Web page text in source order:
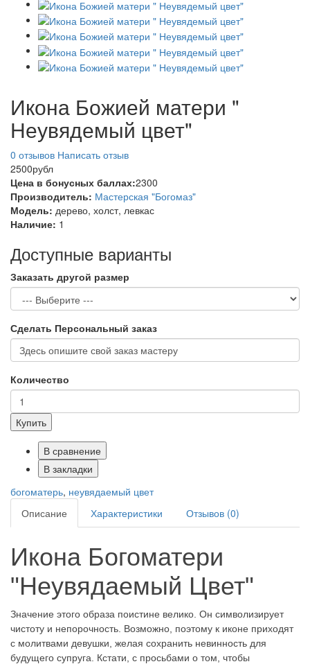
Икона Божией матери "
Неувядемый цвет"
0 отзывов Написать отзыв
2500рубл
Цена в бонусных баллах:2300
Производитель: Мастерская "Богомаз"
Модель: дерево, холст, левкас
Наличие: 1
Доступные варианты
Заказать другой размер
Сделать Персональный заказ
Количество
Купить
В сравнение
В закладки
богоматерь, неувядаемый цвет
Описание
Характеристики Отзывов (0)
Икона Богоматери
"Неувядаемый Цвет"
Значение этого образа поистине велико. Он символизирует
чистоту и непорочность. Возможно, поэтому к иконе приходят
с молитвами девушки, желая сохранить невинность для
будущего супруга. Кстати, с просьбами о том, чтобы